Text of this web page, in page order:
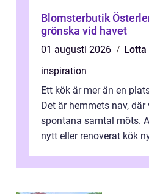
Blomsterbutik Österlen
grönska vid havet
01 augusti 2026
inspiration
Ett kök är mer än en
Det är hemmets nav,
spontana samtal möts.
nytt eller renoverat kök